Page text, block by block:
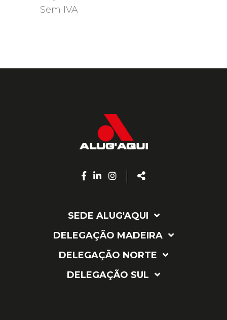
Sem IVA
Facebook
Linkedin
Instagram
Share
SEDE ALUG'AQUI
DELEGAÇÃO MADEIRA
DELEGAÇÃO NORTE
DELEGAÇÃO SUL